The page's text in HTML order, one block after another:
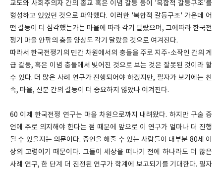
교도와 사회주의자 간의 종교 혹은 이념 갈등 등이 '복합적 갈등구조'를
형성하고 있었던 것으로 파악했다. 이러한 '복합적 갈등구조' 가운데 어
떤 갈등이 더 심각했는가는 마을에 따라 각기 달랐으며, 그에따라 한국전
쟁기 마을 안팎의 충돌 양상도 각기 달랐을 것으로 여겨진다.
따라서 한국전쟁기의 민간 차원에서의 충돌을 주로 지주-소작인 간의 계
급 갈등, 혹은 이념 충돌에서 빚어진 것으로 보는 것은 잘못된 것이라 할
수 있다. 더 많은 사례 연구가 진행되어야 하겠지만, 필자가 보기에는 친
족, 마을, 신분 간의 갈등이 더 중요하지 않았나 여겨진다.
60 이제 한국전쟁 연구는 마을 차원으로까지 내려왔다. 하지만 구술 증
언에 주로 의지해야 한다는 점 때문에 앞으로 이 연구가 얼마나 더 진행
될 수 있을지는 의문이다. 증언을 해줄 수 있는 사람들이 대부분 80세 이
상의 고령이기 때문이다. 그들이 세상을 떠나기 전에 하나라도 더 많은
사례 연구,한 단계 더 진전된 연구가 학계에 보고되기를 기대한다. 필자